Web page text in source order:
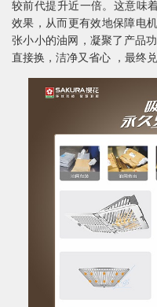
较前代提升近一倍。这意味
效果，从而更有效地保障电
张小小的油网，凝聚了产品
直接换，洁净又省心 ，最终